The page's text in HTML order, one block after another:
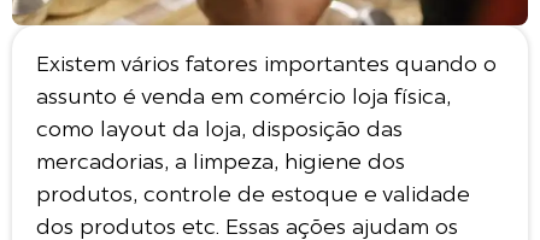
Existem vários fatores importantes quando o
assunto é venda em comércio loja física,
como layout da loja, disposição das
mercadorias, a limpeza, higiene dos
produtos, controle de estoque e validade
dos produtos etc. Essas ações ajudam os